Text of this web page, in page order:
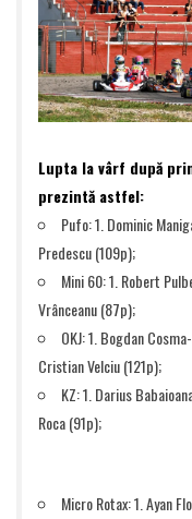
Lupta la vârf după
prezintă astfel:
Pufo: 1. Dominic
Predescu (109p);
Mini 60: 1. Robert
Vrânceanu (87p);
OKJ: 1. Bogdan
Cristian Velciu (121p);
KZ: 1. Darius
Roca (91p);
Micro Rotax: 1. Ayan